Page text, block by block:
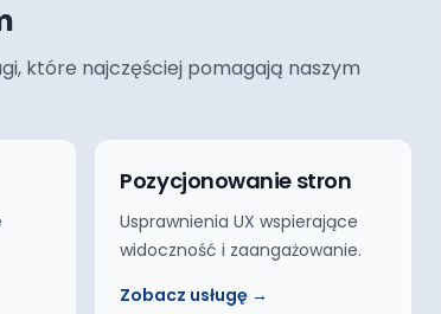
które najczęściej pomagają naszym
Pozycjonowanie stron
Usprawnienia UX wspierające
widoczność i zaangażowanie.
Zobacz usługę →